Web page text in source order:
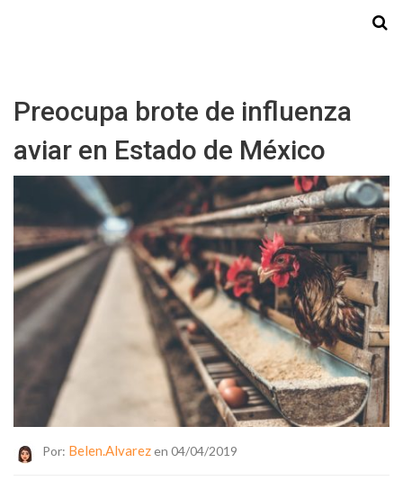
Preocupa brote de influenza
aviar en Estado de México
Por: Belen.alvarezen 04/04/2019